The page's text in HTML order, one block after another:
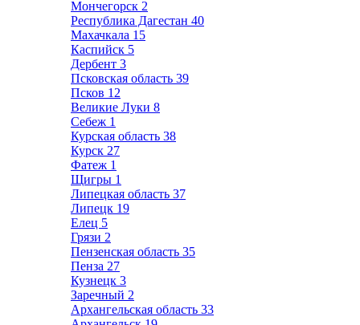
Мончегорск 2
Республика Дагестан 40
Махачкала 15
Каспийск 5
Дербент 3
Псковская область 39
Псков 12
Великие Луки 8
Себеж 1
Курская область 38
Курск 27
Фатеж 1
Щигры 1
Липецкая область 37
Липецк 19
Елец 5
Грязи 2
Пензенская область 35
Пенза 27
Кузнецк 3
Заречный 2
Архангельская область 33